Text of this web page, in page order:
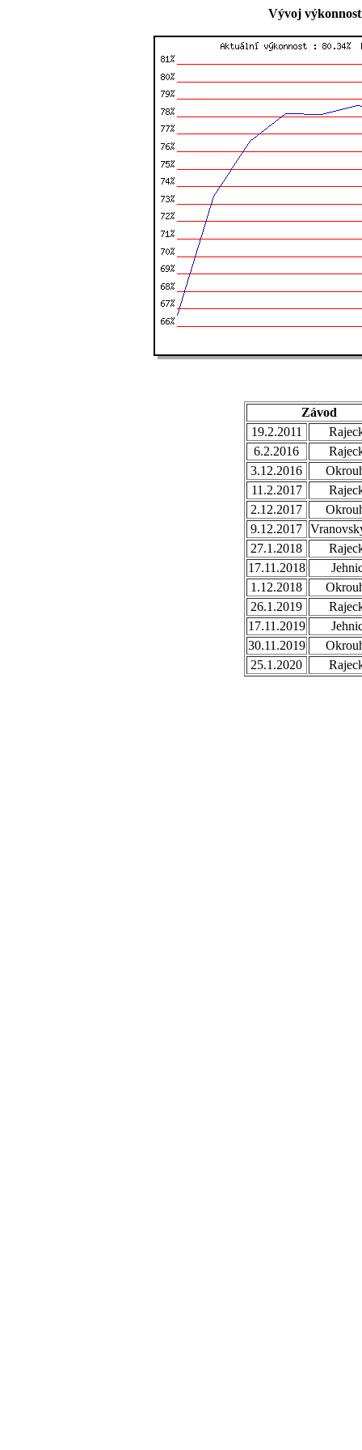
Vývoj
Závod
19.2.2011
6.2.2016
3.12.2016
11.2.2017
2.12.2017
9.12.2017
27.1.2018
17.11.2018
1.12.2018
26.1.2019
17.11.2019
30.11.2019
25.1.2020